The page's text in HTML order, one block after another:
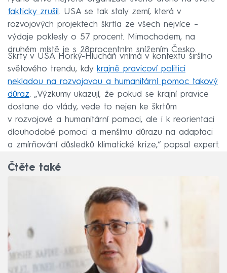
fakticky zrušil . USA se tak staly zemí, která v
rozvojových projektech škrtla ze všech nejvíce –
výdaje poklesly o 57 procent. Mimochodem, na
druhém místě je s 28procentním snížením Česko.
Škrty v USA Horký-Hlucháň vnímá v kontextu širšího
světového trendu, kdy krajně pravicoví politici
nekladou na rozvojovou a humanitární pomoc takový
důraz. „Výzkumy ukazují, že pokud se krajní pravice
dostane do vlády, vede to nejen ke škrtům
v rozvojové a humanitární pomoci, ale i k reorientaci
dlouhodobé pomoci a menšímu důrazu na adaptaci
a zmírňování důsledků klimatické krize,“ popsal expert.
Čtěte také